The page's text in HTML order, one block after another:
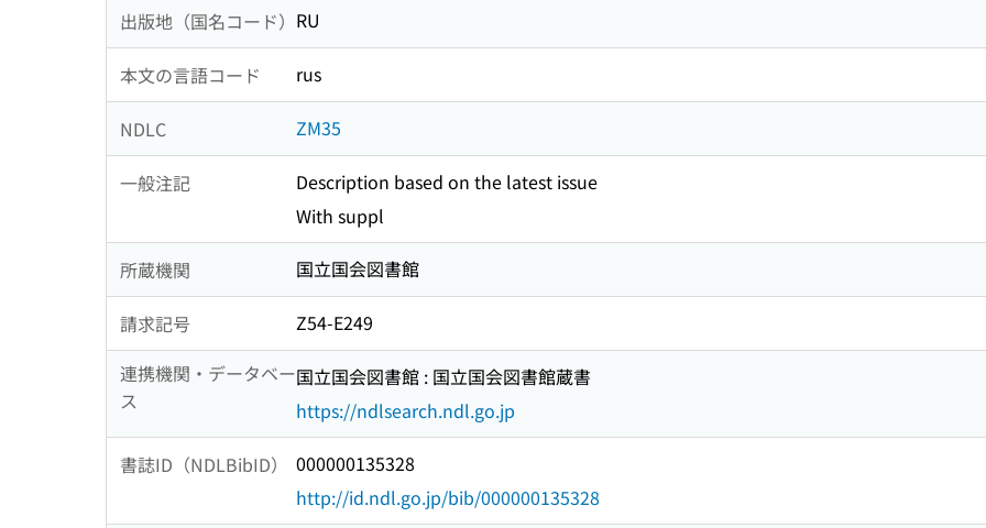
出版地（国名コード） RU
本文の言語コード rus
NDLC ZM35
一般注記
Description based on the latest issue
With suppl
所蔵機関 国立国会図書館
請求記号
Z54-E249
連携機関・データベー
ス
国立国会図書館 : 国立国会図書館蔵書
https://ndlsearch.ndl.go.jp
書誌ID（NDLBibID）
000000135328
http://id.ndl.go.jp/bib/000000135328